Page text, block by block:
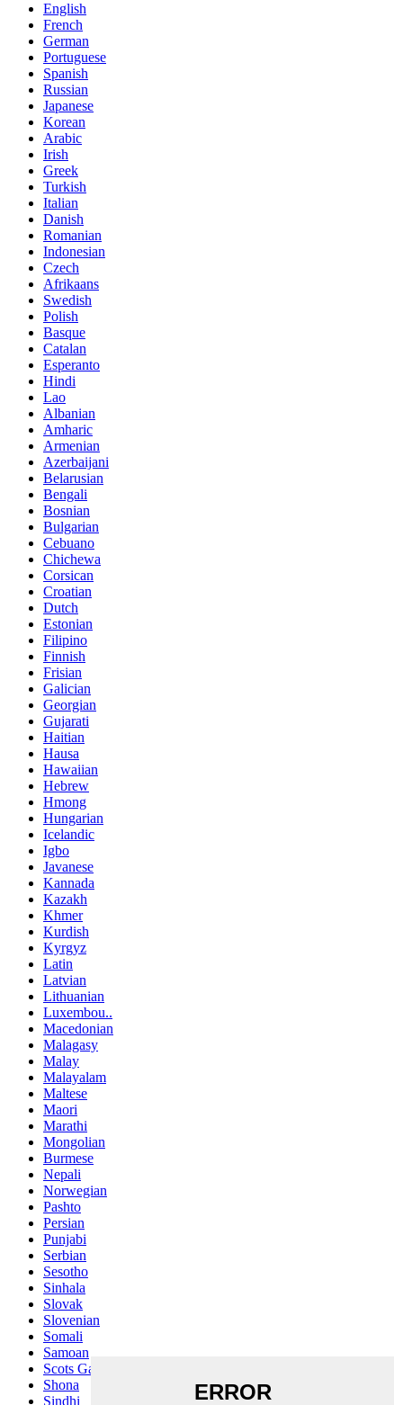
English
French
German
Portuguese
Spanish
Russian
Japanese
Korean
Arabic
Irish
Greek
Turkish
Italian
Danish
Romanian
Indonesian
Czech
Afrikaans
Swedish
Polish
Basque
Catalan
Esperanto
Hindi
Lao
Albanian
Amharic
Armenian
Azerbaijani
Belarusian
Bengali
Bosnian
Bulgarian
Cebuano
Chichewa
Corsican
Croatian
Dutch
Estonian
Filipino
Finnish
Frisian
Galician
Georgian
Gujarati
Haitian
Hausa
Hawaiian
Hebrew
Hmong
Hungarian
Icelandic
Igbo
Javanese
Kannada
Kazakh
Khmer
Kurdish
Kyrgyz
Latin
Latvian
Lithuanian
Luxembou..
Macedonian
Malagasy
Malay
Malayalam
Maltese
Maori
Marathi
Mongolian
Burmese
Nepali
Norwegian
Pashto
Persian
Punjabi
Serbian
Sesotho
Sinhala
Slovak
Slovenian
Somali
Samoan
Scots Gaelic
Shona
Sindhi